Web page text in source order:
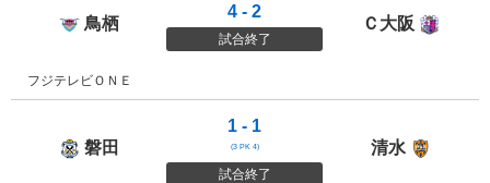
サガン鳥栖
鳥栖
4 - 2
試合終了
Ｃ大阪
フジテレビＯＮＥ
ジュビロ磐田
磐田
1 - 1
(3 PK 4)
試合終了
清水